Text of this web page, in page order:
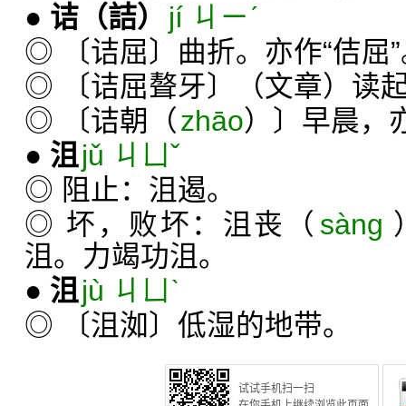
● 诘 （詰）
jí ㄐㄧˊ
◎ 〔诘屈〕曲折。亦作“佶屈
◎ 〔诘屈聱牙〕（文章）读
◎ 〔诘朝（zhāo）〕早晨，
● 沮jǔ ㄐㄩˇ
◎ 阻止：沮遏。
◎ 坏，败坏：沮丧（ sàng
沮。力竭功沮。
● 沮jù ㄐㄩˋ
◎ 〔沮洳〕低湿的地带。
试试手机扫一扫